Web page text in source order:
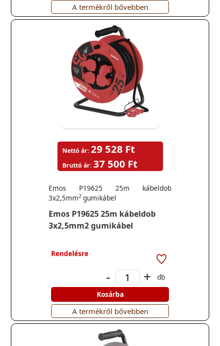
A termékről bővebben
Emos P19625 25m kábeldob
3x2,5mm2 gumikábel
Emos P19625 25m kábeldob
3x2,5mm2 gumikábel
Nettó ár: 29 528 Ft
Bruttó ár: 37 500 Ft
Rendelésre
- +
db
Kosárba
A termékről bővebben